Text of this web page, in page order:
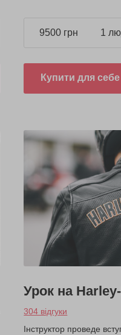
9500 грн 1
Купити для себе
Урок на
304 відгуки
Інструктор проведе